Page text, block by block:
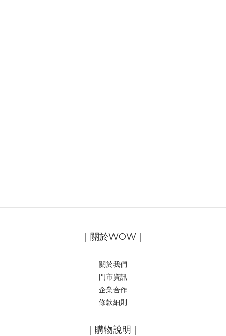
｜關於WOW｜
關於我們
門市資訊
企業合作
條款細則
｜購物說明｜